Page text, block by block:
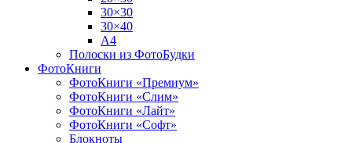
30×30
30×40
A4
Полоски из ФотоБудки
ФотоКниги
ФотоКниги «Премиум»
ФотоКниги «Слим»
ФотоКниги «Лайт»
ФотоКниги «Софт»
Блокноты